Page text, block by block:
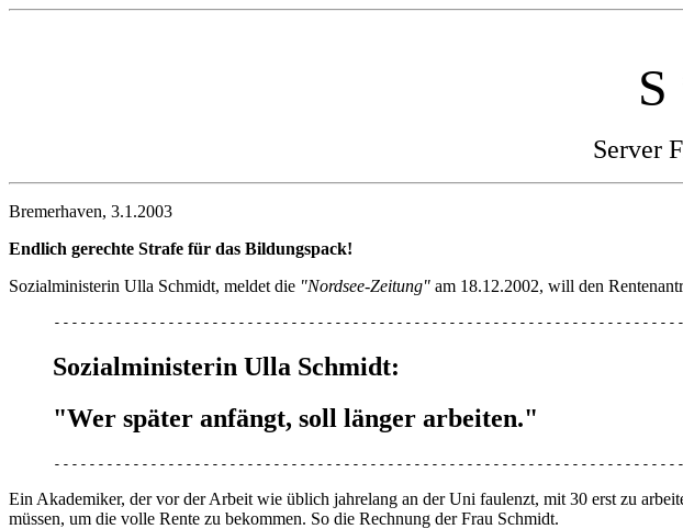
Server
Bremerhaven, 3.1.2003
Endlich gerechte Strafe für das Bildungspack!
Sozialministerin Ulla Schmidt, meldet die "Nordsee-Zeitung" am 18.12.2002, will den
Sozialministerin Ulla Schmidt:
"Wer später anfängt, soll länger arbeiten."
Ein Akademiker, der vor der Arbeit wie üblich jahrelang an der Uni faulenzt, mit 30 erst zu
müssen, um die volle Rente zu bekommen. So die Rechnung der Frau Schmidt.